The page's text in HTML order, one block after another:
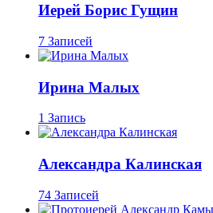
Иерей Борис Гущин
7 Записей
Ирина Малых
1 Запись
Александра Калинская
74 Записей